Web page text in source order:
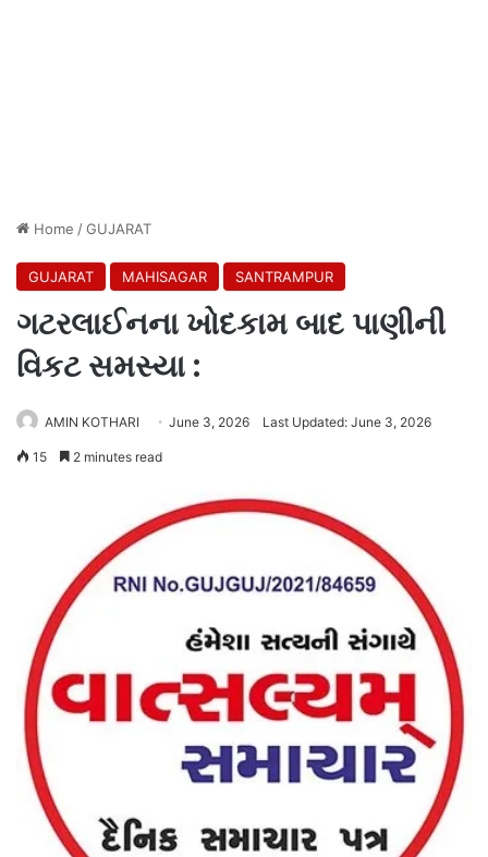
Home /GUJARAT
GUJARAT MAHISAGAR SANTRAMPUR
ગટરલાઈનના ખોદકામ બાદ પાણીની
વિકટ સમસ્યા :
AMIN KOTHARI June 3, 2026 Last Updated: June 3, 2026
15 2 minutes read